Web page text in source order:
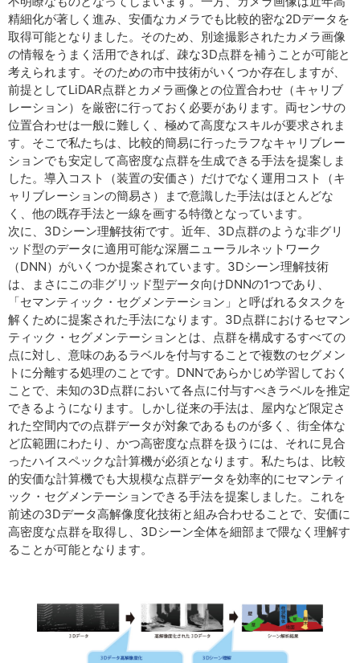
精細化が著しく進み、安価なカメラでも比較的密な2Dデータを
取得可能となりました。そのため、別途撮影されたカメラ画像
の情報をうまく活用できれば、疎な3D点群を補うことが可能と
考えられます。そのための市中技術がいくつか存在しますが、
前提としてLiDAR点群とカメラ画像との位置合わせ（キャリブ
レーション）を厳密に行っておく必要があります。両センサの
位置合わせは一般に難しく、極めて高度なスキルが要求されま
す。そこで私たちは、比較的簡易に行ったラフなキャリブレー
ションでも安定して高密度な点群を生成できる手法を提案しま
した。導入コスト（装置の安価さ）だけでなく運用コスト（キ
ャリブレーションの簡易さ）まで意識した手法はほとんどな
く、他の既存手法と一線を画する特徴となっています。
次に、3Dシーン理解技術です。近年、3D点群のような非グリ
ッド型のデータに適用可能な深層ニューラルネットワーク
（DNN）がいくつか提案されています。3Dシーン理解技術
は、まさにこの非グリッド型データ向けDNNの1つであり、
「セマンティック・セグメンテーション」と呼ばれるタスクを
解くために提案された手法になります。3D点群におけるセマン
ティック・セグメンテーションとは、点群を構成するすべての
点に対し、意味のあるラベルを付与することで複数のセグメン
トに分離する処理のことです。DNNであらかじめ学習しておく
ことで、未知の3D点群において各点に付与すべきラベルを推定
できるようになります。しかし従来の手法は、屋内など限定さ
れた空間内での点群データが対象であるものが多く、街全体な
ど広範囲にわたり、かつ高密度な点群を扱うには、それに見合
ったハイスペックな計算機が必須となります。私たちは、比較
的安価な計算機でも大規模な点群データを効率的にセマンティ
ック・セグメンテーションできる手法を提案しました。これを
前述の3Dデータ高解像度化技術と組み合わせることで、安価に
高密度な点群を取得し、3Dシーン全体を細部まで隈なく理解す
ることが可能となります。